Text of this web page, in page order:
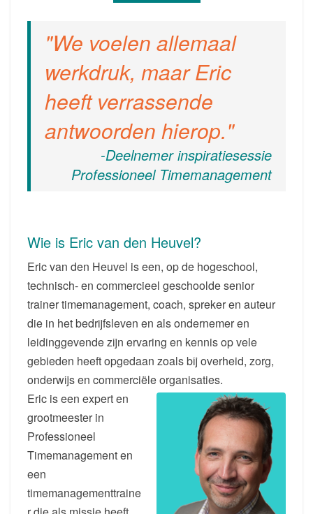
EXPERT,
PROFESSIONEEL
SPREKER,
COACH
EN
TRAINER
We voelen allemaal
werkdruk, maar Eric
heeft verrassende
antwoorden hierop.
-Deelnemer inspiratiesessie
Professioneel Timemanagement
Wie is Eric van den Heuvel?
Eric van den Heuvel is een, op de hogeschool,
technisch- en commercieel geschoolde senior
trainer timemanagement, coach, spreker en auteur
die in het bedrijfsleven en als ondernemer en
leidinggevende zijn ervaring en kennis op vele
gebieden heeft opgedaan zoals bij overheid, zorg,
onderwijs en commerciële organisaties.
Eric is een expert en
grootmeester in
Professioneel
Timemanagement en
een
timemanagementtraine